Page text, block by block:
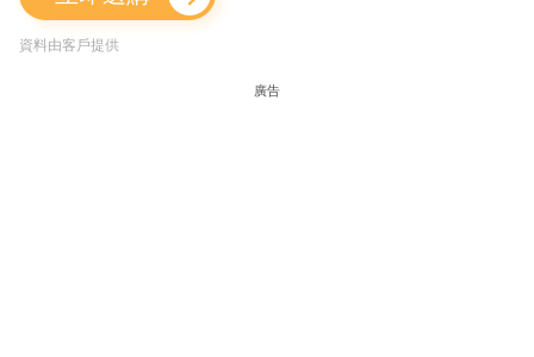
資料由客戶提供
廣告